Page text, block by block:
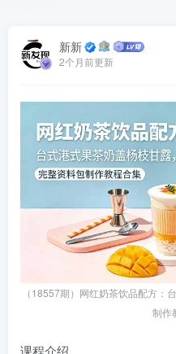
新新
2个月前更新
（18557期）网红奶茶饮品配方：
制作
课程介绍